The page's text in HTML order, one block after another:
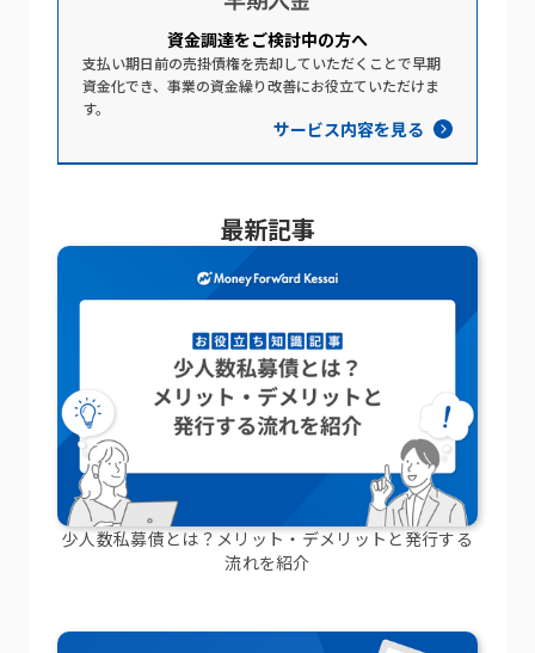
資金調達を​ご検討中の​方​へ​
支払い期日前の売掛債権を売却していただくことで早期
資金化でき、事業の資金繰り改善にお役立ていただけま
す。
サービス内容を見る
最新記事
少人数私募債とは？メリット・デメリットと発行する
流れを紹介